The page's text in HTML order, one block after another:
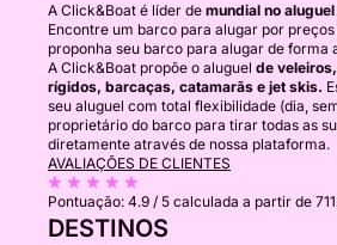
A Click&Boat é líder de mundial no
Encontre um barco para alugar por
proponha seu barco para alugar de forma
A Click&Boat propõe o aluguel de
rígidos, barcaças, catamarãs e jet skis.
seu aluguel com total flexibilidade (dia,
proprietário do barco para tirar todas as
diretamente através de nossa plataforma.
AVALIAÇÕES DE CLIENTES
Pontuação: 4.9 / 5 calculada a partir de
DESTINOS